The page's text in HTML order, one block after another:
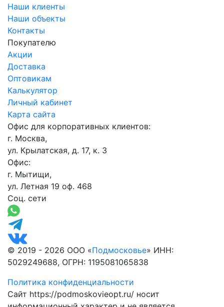
Наши клиенты
Наши объекты
Контакты
Покупателю
Акции
Доставка
Оптовикам
Калькулятор
Личный кабинет
Карта сайта
Офис для корпоративных клиентов:
г. Москва,
ул. Крылатская, д. 17, к. 3
Офис:
г. Мытищи,
ул. Летная 19 оф. 468
Соц. сети
© 2019 - 2026 ООО «Подмосковье» ИНН:
5029249688, ОГРН: 1195081065838
Политика конфиденциальности
Сайт https://podmoskovieopt.ru/ носит